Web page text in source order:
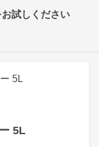
5L
試しください